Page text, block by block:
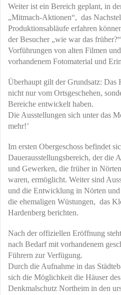
Weiter ist ein Bereich geplant, in
„Mitmach-Aktionen“, das
Produktionsabläufe erfahren
der Besucher „wie war das
Vorführungen von alten Filmen
vorhandenem Fotomaterial und
Überhaupt gilt der Grundsatz: Das
nicht nur vom Ortsgeschehen,
Bereiche entwickelt haben.
Die Ausstellungen sich unter das
mehr!’
Im ersten Obergeschoss befindet
Dauerausstellungsbereich, der die
und Gewerken, die früher in
waren, ermöglicht. Weiter sind
und die Entwicklung in Nörten
die ehemaligen Wüstungen, das
Hardenberg berichten.
Nach der offiziellen Eröffnung
nach Bedarf mit vorhandenem
Führern zur Verfügung.
Durch die Aufnahme in das
sich die Möglichkeit die Häuser
Denkmalschutz Northeim in den